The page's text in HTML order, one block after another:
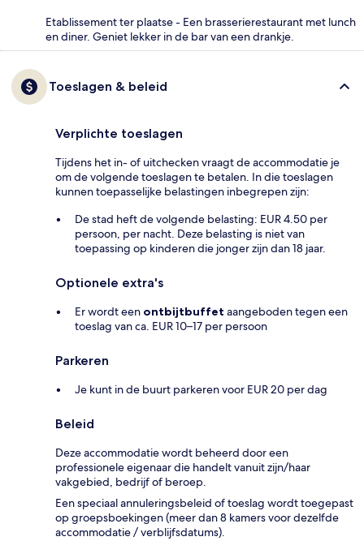
Etablissement ter plaatse - Een brasserierestaurant met lunch
en diner. Geniet lekker in de bar van een drankje.
Toeslagen & beleid
Verplichte toeslagen
Tijdens het in- of uitchecken vraagt de accommodatie je
om de volgende toeslagen te betalen. In die toeslagen
kunnen toepasselijke belastingen inbegrepen zijn:
De stad heft de volgende belasting: EUR 4.50 per
persoon, per nacht. Deze belasting is niet van
toepassing op kinderen die jonger zijn dan 18 jaar.
Optionele extra's
Er wordt een ontbijtbuffet aangeboden tegen een
toeslag van ca. EUR 10–17 per persoon
Parkeren
Je kunt in de buurt parkeren voor EUR 20 per dag
Beleid
Deze accommodatie wordt beheerd door een
professionele eigenaar die handelt vanuit zijn/haar
vakgebied, bedrijf of beroep.
Een speciaal annuleringsbeleid of toeslag wordt toegepast
op groepsboekingen (meer dan 8 kamers voor dezelfde
accommodatie / verblijfsdatums).